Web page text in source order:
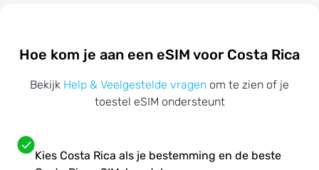
Hoe kom je aan een eSIM voor Costa Rica
Bekijk Help & Veelgestelde vragen om te zien of je
toestel eSIM ondersteunt
Kies Costa Rica als je bestemming en de beste